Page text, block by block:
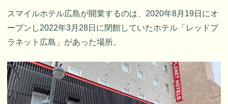
スマイルホテル広島が開業するのは、2020年8月19日にオ
ープンし2022年3月28日に閉館していたホテル「レッドプ
ラネット広島」があった場所。